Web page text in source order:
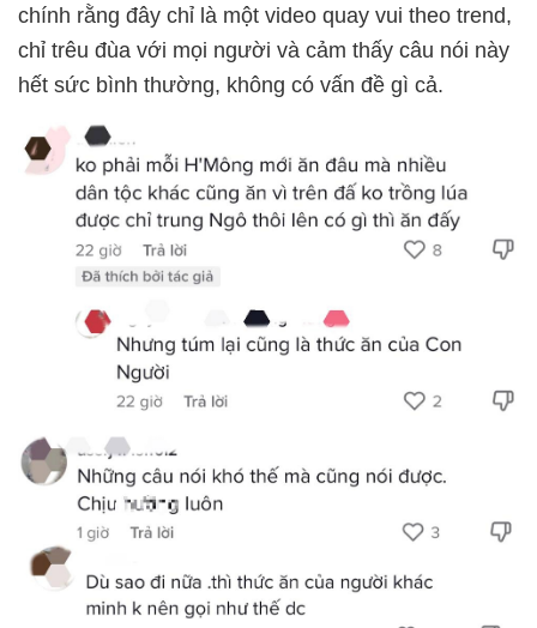
chính rằng đây chỉ là một video quay vui theo trend,
chỉ trêu đùa với mọi người và cảm thấy câu nói này
hết sức bình thường, không có vấn đề gì cả.